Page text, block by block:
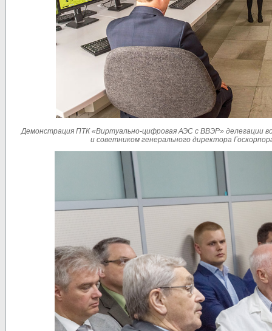
Демонстрация ПТК «Виртуально-цифровая АЭС с ВВЭР» делегации
и советником генерального директора